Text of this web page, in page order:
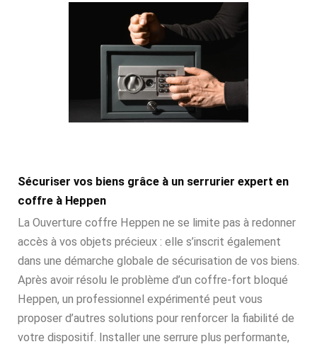
Sécuriser vos biens grâce à un serrurier expert en
coffre à Heppen
La Ouverture coffre Heppen ne se limite pas à redonner
accès à vos objets précieux : elle s’inscrit également
dans une démarche globale de sécurisation de vos biens.
Après avoir résolu le problème d’un coffre-fort bloqué
Heppen, un professionnel expérimenté peut vous
proposer d’autres solutions pour renforcer la fiabilité de
votre dispositif. Installer une serrure plus performante,